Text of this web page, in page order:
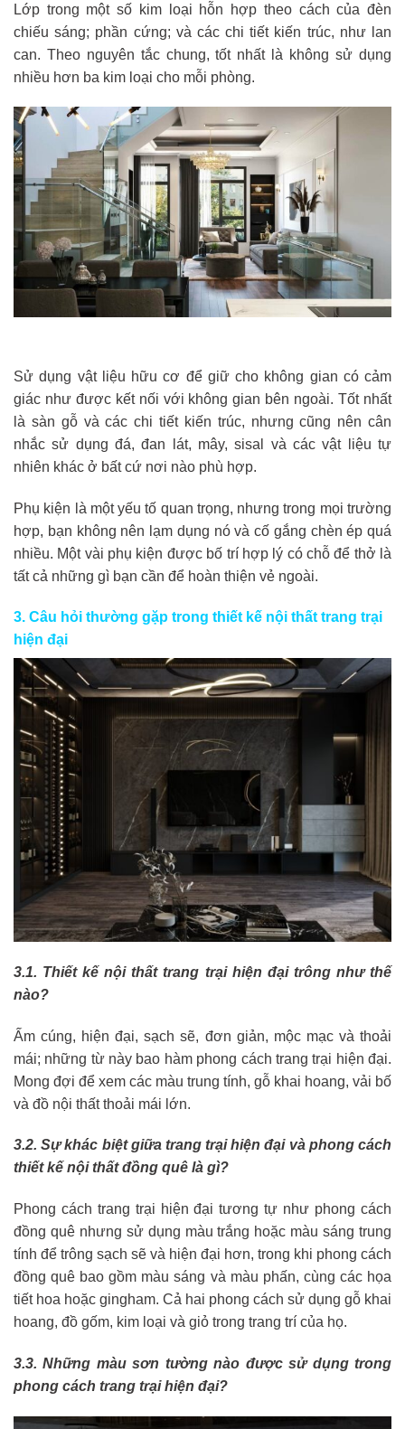
Lớp trong một số kim loại hỗn hợp theo cách của đèn
chiếu sáng; phần cứng; và các chi tiết kiến ​​trúc, như lan
can. Theo nguyên tắc chung, tốt nhất là không sử dụng
nhiều hơn ba kim loại cho mỗi phòng.
Sử dụng vật liệu hữu cơ để giữ cho không gian có cảm
giác như được kết nối với không gian bên ngoài. Tốt nhất
là sàn gỗ và các chi tiết kiến ​​trúc, nhưng cũng nên cân
nhắc sử dụng đá, đan lát, mây, sisal và các vật liệu tự
nhiên khác ở bất cứ nơi nào phù hợp.
Phụ kiện là một yếu tố quan trọng, nhưng trong mọi trường
hợp, bạn không nên lạm dụng nó và cố gắng chèn ép quá
nhiều. Một vài phụ kiện được bố trí hợp lý có chỗ để thở là
tất cả những gì bạn cần để hoàn thiện vẻ ngoài.
3. Câu hỏi thường gặp trong thiết kế nội thất trang trại
hiện đại
3.1. Thiết kế nội thất trang trại hiện đại trông như thế
nào?
Ấm cúng, hiện đại, sạch sẽ, đơn giản, mộc mạc và thoải
mái; những từ này bao hàm phong cách trang trại hiện đại.
Mong đợi để xem các màu trung tính, gỗ khai hoang, vải bố
và đồ nội thất thoải mái lớn.
3.2. Sự khác biệt giữa trang trại hiện đại và phong cách
thiết kế nội thất đồng quê là gì?
Phong cách trang trại hiện đại tương tự như phong cách
đồng quê nhưng sử dụng màu trắng hoặc màu sáng trung
tính để trông sạch sẽ và hiện đại hơn, trong khi phong cách
đồng quê bao gồm màu sáng và màu phấn, cùng các họa
tiết hoa hoặc gingham. Cả hai phong cách sử dụng gỗ khai
hoang, đồ gốm, kim loại và giỏ trong trang trí của họ.
3.3. Những màu sơn tường nào được sử dụng trong
phong cách trang trại hiện đại?